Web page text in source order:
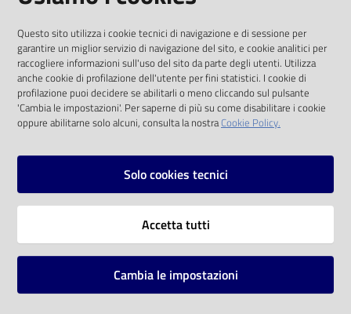
on line
Eventi
Chiedi al
bibliotecario
solo alle condizioni previste dalla direttiva
comunitaria 2003/98/CE e dal d.lgs. 36/2006
SOCIAL
Instagram
Vai alla pagina
Mappa del sito
Questo sito utilizza i cookie tecnici di navigazione e di sessione per
garantire un miglior servizio di navigazione del sito, e cookie analitici per
raccogliere informazioni sull'uso del sito da parte degli utenti. Utilizza
anche cookie di profilazione dell'utente per fini statistici. I cookie di
profilazione puoi decidere se abilitarli o meno cliccando sul pulsante
'Cambia le impostazioni'. Per saperne di più su come disabilitare i cookie
oppure abilitarne solo alcuni, consulta la nostraCookie Policy.
Solo cookies tecnici
Accetta tutti
Cambia le impostazioni